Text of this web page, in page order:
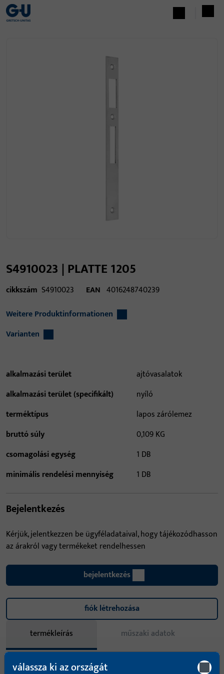
S4910023 | PLATTE 1205
cikkszám S4910023 EAN 4016248740239
Weitere Produktinformationen
Varianten
alkalmazási terület
ajtóvasalatok
alkalmazási terület (specifikált)
nyíló
terméktípus
lapos zárólemez
bruttó súly
0,109 KG
csomagolási egység
1 DB
minimális rendelési mennyiség
1 DB
Bejelentkezés
Kérjük, jelentkezzen be ügyféladataival, hogy tájékozódhasson
az árakról vagy termékeket rendelhessen
bejelentkezés
fiók létrehozása
termékleírás
műszaki adatok
Letöltések
válassza ki az országát